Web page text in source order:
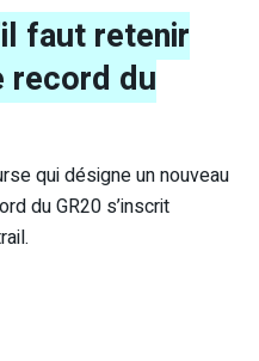
faut retenir
record du
qui désigne un nouveau
du GR20 s’inscrit